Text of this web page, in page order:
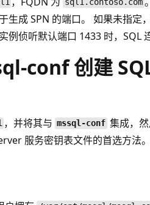
sql1.contoso.com
生成 SPN 的端口。 如果未指定
例侦听默认端口 1433 时，SQL
conf 创建
，并将其与 mssql-conf 集成，
服务密钥表文件的首选方法